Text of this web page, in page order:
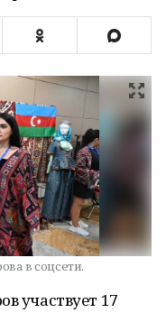
в соцсети.
участвует 17